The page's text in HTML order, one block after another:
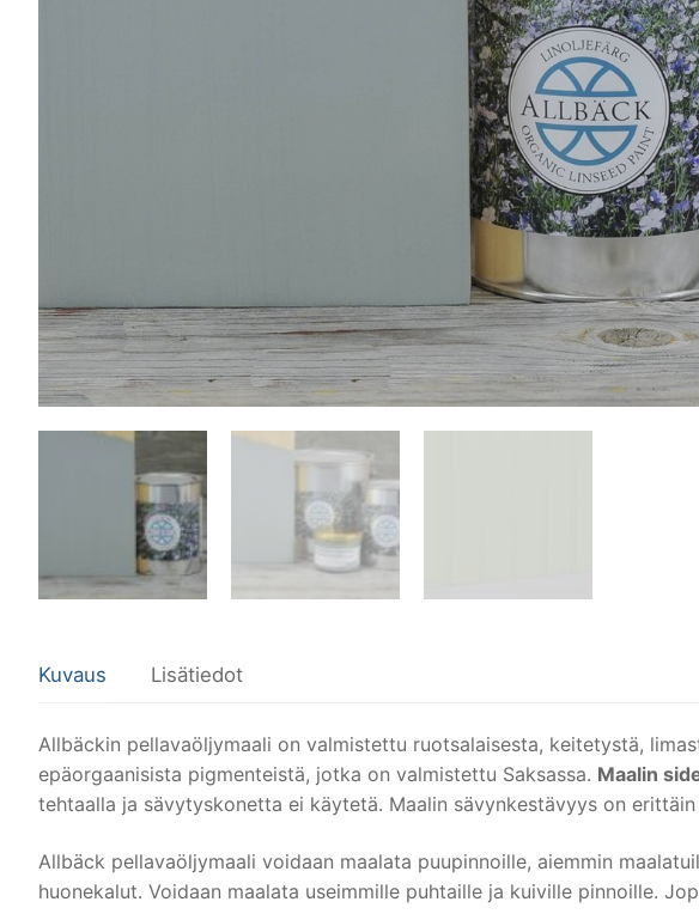
Kuvaus Lisätiedot
Allbäckin pellavaöljymaali on valmistettu ruotsalaisesta, keitetystä,
epäorgaanisista pigmenteistä, jotka on valmistettu Saksassa. Maalin
tehtaalla ja sävytyskonetta ei käytetä. Maalin sävynkestävyys on erittäin
Allbäck pellavaöljymaali voidaan maalata puupinnoille, aiemmin
huonekalut. Voidaan maalata useimmille puhtaille ja kuiville pinnoille.